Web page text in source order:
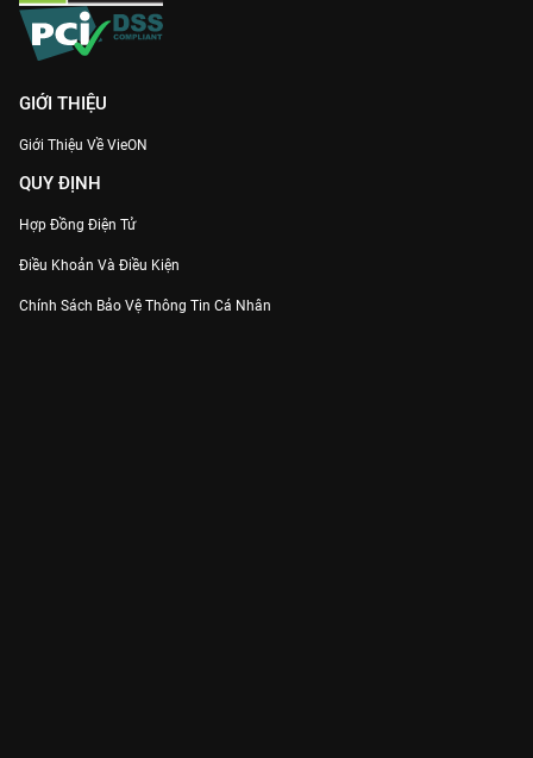
GIỚI THIỆU
Giới Thiệu Về VieON
QUY ĐỊNH
Hợp Đồng Điện Tử
Điều Khoản Và Điều Kiện
Chính Sách Bảo Vệ Thông Tin Cá Nhân